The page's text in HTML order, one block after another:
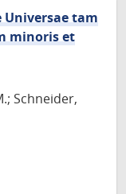
Universae tam
minoris et
Schneider,